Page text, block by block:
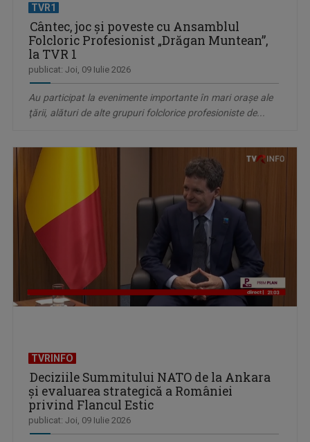
TVR1
Cântec, joc şi poveste cu Ansamblul
Folcloric Profesionist „Drăgan Muntean”,
la TVR 1
publicat: Joi, 09 Iulie 2026
Au participat la evenimente importante în mari oraşe ale
ţării, alături de alte grupuri folclorice profesioniste de...
TVRINFO
Deciziile Summitului NATO de la Ankara
și evaluarea strategică a României
privind Flancul Estic
publicat: Joi, 09 Iulie 2026